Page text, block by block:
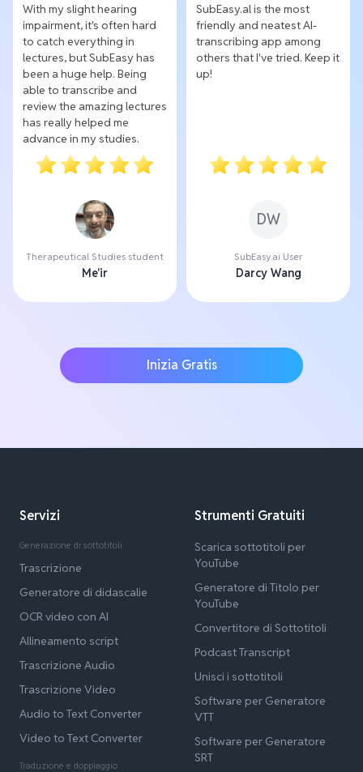
With my slight hearing
impairment, it's often hard
to catch everything in
lectures, but SubEasy has
been a huge help. Being
able to transcribe and
review the amazing lectures
has really helped me
advance in my studies.
Therapeutical Studies student
Me'ir
SubEasy.al is the most
friendly and neatest AI-
transcribing app among
others that I've tried. Keep it
up!
DW
SubEasy.ai User
Darcy Wang
Inizia Gratis
Servizi
Generazione di sottotitoli
Trascrizione
Generatore di didascalie
OCR video con AI
Allineamento script
Trascrizione Audio
Trascrizione Video
Audio to Text Converter
Video to Text Converter
Traduzione e doppiaggio
Strumenti Gratuiti
Scarica sottotitoli per
YouTube
Generatore di Titolo per
YouTube
Convertitore di Sottotitoli
Podcast Transcript
Unisci i sottotitoli
Software per Generatore
VTT
Software per Generatore
SRT